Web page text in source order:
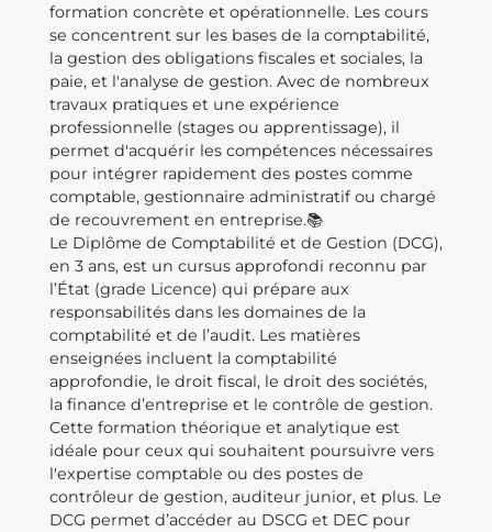
formation concrète et opérationnelle. Les cours
se concentrent sur les bases de la comptabilité,
la gestion des obligations fiscales et sociales, la
paie, et l'analyse de gestion. Avec de nombreux
travaux pratiques et une expérience
professionnelle (stages ou apprentissage), il
permet d'acquérir les compétences nécessaires
pour intégrer rapidement des postes comme
comptable, gestionnaire administratif ou chargé
de recouvrement en entreprise.📚
Le Diplôme de Comptabilité et de Gestion (DCG),
en 3 ans, est un cursus approfondi reconnu par
l’État (grade Licence) qui prépare aux
responsabilités dans les domaines de la
comptabilité et de l’audit. Les matières
enseignées incluent la comptabilité
approfondie, le droit fiscal, le droit des sociétés,
la finance d’entreprise et le contrôle de gestion.
Cette formation théorique et analytique est
idéale pour ceux qui souhaitent poursuivre vers
l'expertise comptable ou des postes de
contrôleur de gestion, auditeur junior, et plus. Le
DCG permet d’accéder au DSCG et DEC pour